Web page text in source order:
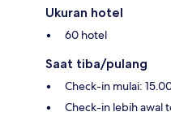
Ukuran hotel
60 hotel
Saat tiba/pulang
Check-in mulai:
Check-in lebih awal